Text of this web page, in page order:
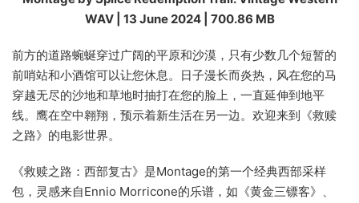
WAV | 13 June 2024 | 700.86 MB
前方的道路蜿蜒穿过广阔的平原和沙漠，只有少数几个短暂的
前哨站和小酒馆可以让您休息。日子漫长而炎热，风在您的马
穿越无尽的沙地和草地时抽打在您的脸上，一直延伸到地平
线。鹰在空中翱翔，预示着新生活在另一边。欢迎来到《救赎
之路》的电影世界。
《救赎之路：西部复古》是Montage的第一个经典西部采样
包，灵感来自Ennio Morricone的乐谱，如《黄金三镖客》、